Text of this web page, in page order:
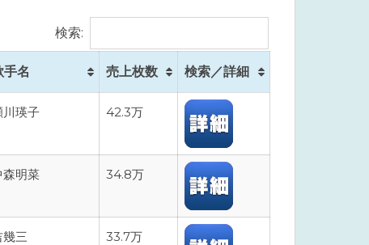
検索:
手名 売上枚数 検索／詳細
川瑛子 42.3万
森明菜 34.8万
幾三 33.7万